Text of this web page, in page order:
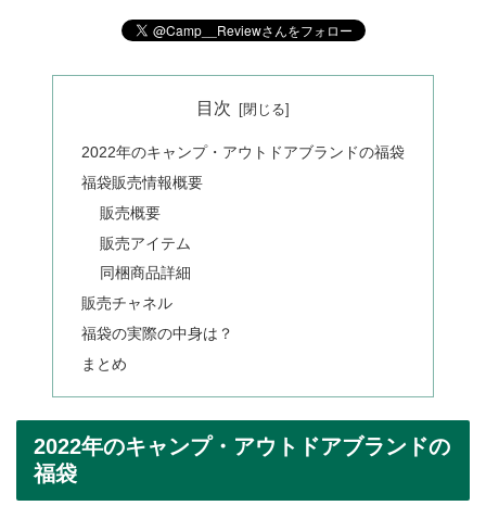
目次
2022年のキャンプ・アウトドアブランドの福袋
福袋販売情報概要
販売概要
販売アイテム
同梱商品詳細
販売チャネル
福袋の実際の中身は？
まとめ
2022年のキャンプ・アウトドアブランドの
福袋